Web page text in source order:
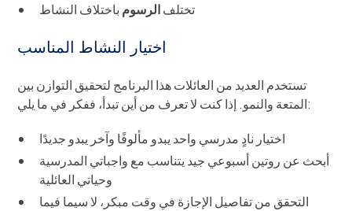
تختلفالرسوم باختلاف النشاط
اختيار النشاط المناسب
تستخدم العديد من العائلات هذا البرنامج لتحقيق التوازن بين
المتعة والنمو. إذا كنت لا تعرف من أين تبدأ، ففكر في ما يلي:
اختيار نادٍ مدرسي واحد يبدو مألوفًا وآخر يبدو جديدًا
أبحث عن روتين أسبوعي جيد يتناسب مع واجباتي المدرسية
وحياتي العائلية
التحقق من تفاصيل الإجازة في وقت مبكر، لا سيما فيما